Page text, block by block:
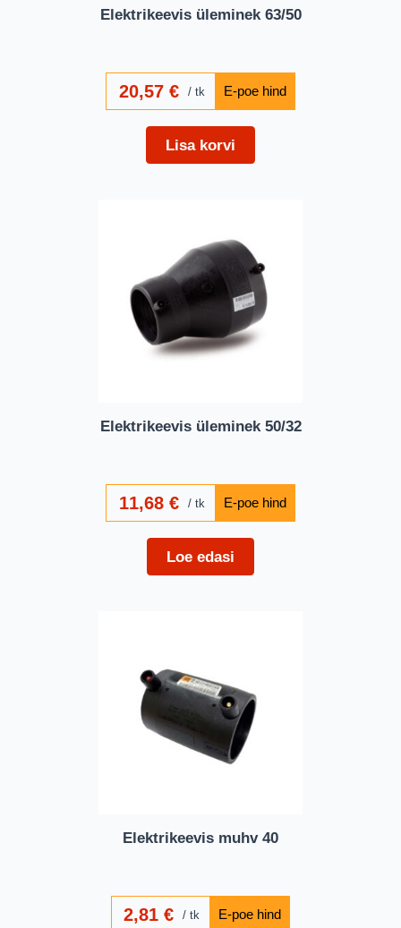
Elektrikeevis üleminek 63/50
20,57 € tk
Lisa korvi
Elektrikeevis üleminek 50/32
11,68 € tk
Loe edasi
Elektrikeevis muhv 40
2,81€ tk